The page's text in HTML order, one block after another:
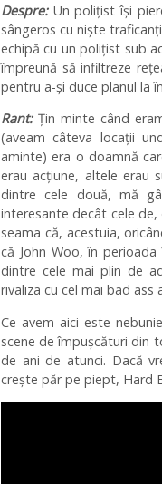
Despre: Un polițist își
sângeros cu niște
echipă cu un polițist sub
împreună să infiltreze
pentru a-și duce planul la
Rant:Țin minte când
(aveam câteva locații
aminte) era o doamnă
erau acțiune, altele erau
dintre cele două, mă
interesante decât cele
seama că, acestuia,
că John Woo, în
dintre cele mai plin de
rivaliza cu cel mai bad
Ce avem aici este
scene de împușcături din
de ani de atunci. Dacă
crește păr pe piept, Hard